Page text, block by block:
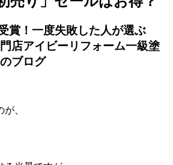
賞！一度失敗した人が選ぶ
店アイビーリフォーム一級塗
ブログ
、